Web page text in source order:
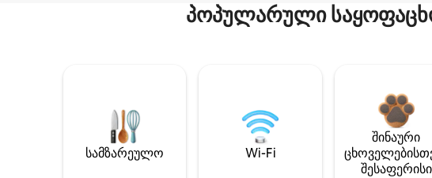
პოპულარული
სამზარეულო Wi-Fi
შინაური
შესაფერისი